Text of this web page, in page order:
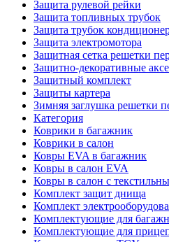
Защита рулевой рейки
Защита топливных трубок
Защита трубок
Защита электромотора
Защитная сетка решетки
Защитно-декоративные
Защитный комплект
Защиты картера
Зимняя заглушка решетки
Категория
Коврики в багажник
Коврики в салон
Ковры EVA в багажник
Ковры в салон EVA
Ковры в салон с
Комплект защит днища
Комплект
Комплектующие для
Комплектующие для